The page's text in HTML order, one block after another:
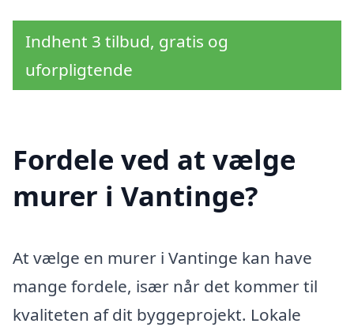
Indhent 3 tilbud, gratis og
uforpligtende
Fordele ved at vælge
murer i Vantinge?
At vælge en murer i Vantinge kan have
mange fordele, især når det kommer til
kvaliteten af dit byggeprojekt. Lokale